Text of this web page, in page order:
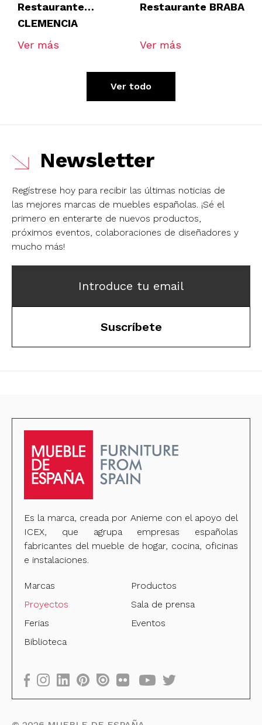
Restaurante
CLEMENCIA
TOMARES
Ver más
Restaurante BRABA
Ver más
Ver todo
Newsletter
Regístrese hoy para recibir las últimas noticias de
las mejores marcas de muebles españolas. ¡Sé el
primero en enterarte de nuevos productos,
próximos eventos, colaboraciones de diseñadores y
mucho más!
Introduce tu email
Suscríbete
Es la marca, creada por Anieme con el apoyo del
ICEX, que agrupa empresas españolas
fabricantes del mueble de hogar, cocina, oficinas
e instalaciones.
Marcas
Productos
Proyectos
Sala de prensa
Ferias
Eventos
Biblioteca